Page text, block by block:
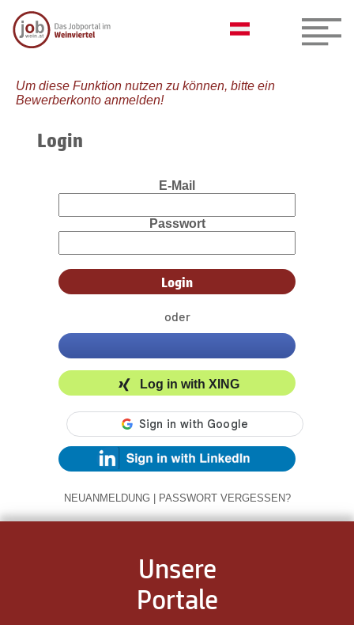
Um diese Funktion nutzen zu können, bitte ein
Bewerberkonto anmelden!
Login
E-Mail
Passwort
oder
Log in with XING
NEUANMELDUNG | PASSWORT VERGESSEN?
Unsere
Portale